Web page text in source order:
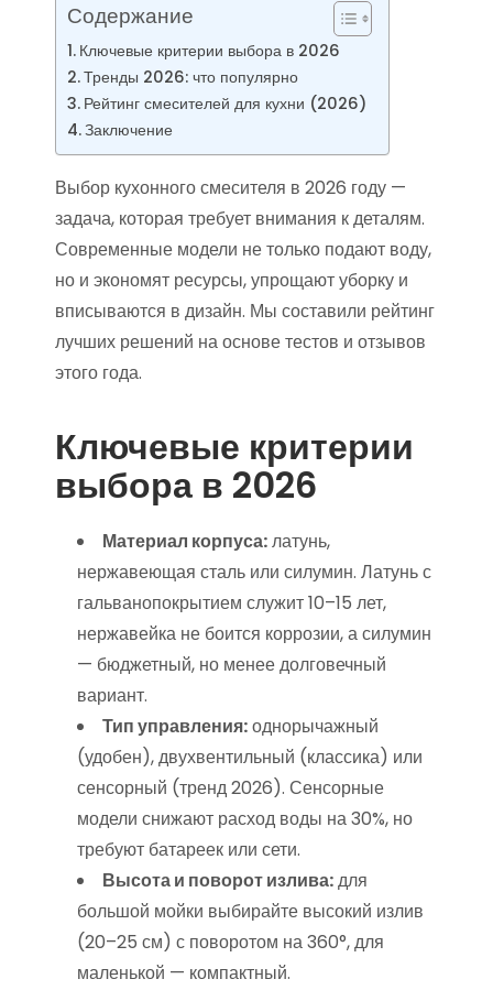
Содержание
Ключевые критерии выбора в 2026
Тренды 2026: что популярно
Рейтинг смесителей для кухни (2026)
Заключение
Выбор кухонного смесителя в 2026 году —
задача, которая требует внимания к деталям.
Современные модели не только подают воду,
но и экономят ресурсы, упрощают уборку и
вписываются в дизайн. Мы составили рейтинг
лучших решений на основе тестов и отзывов
этого года.
Ключевые критерии
выбора в 2026
Материал корпуса:латунь,
нержавеющая сталь или силумин. Латунь с
гальванопокрытием служит 10–15 лет,
нержавейка не боится коррозии, а силумин
— бюджетный, но менее долговечный
вариант.
Тип управления:однорычажный
(удобен), двухвентильный (классика) или
сенсорный (тренд 2026). Сенсорные
модели снижают расход воды на 30%, но
требуют батареек или сети.
Высота и поворот излива:для
большой мойки выбирайте высокий излив
(20–25 см) с поворотом на 360°, для
маленькой — компактный.